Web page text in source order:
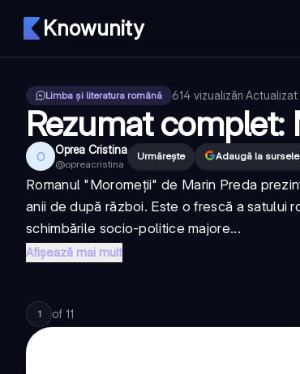
Knowunity
Limba și literatura română 614 vizualizări·Actualizat
Rezumat complet:
O Oprea Cristina
@opreacristina
Urmărește Adaugă la
Romanul "Moromeții" de Marin Preda
anii de după război. Este o frescă a satului
schimbările socio-politice majore...
Afișează mai mult
1 of 11